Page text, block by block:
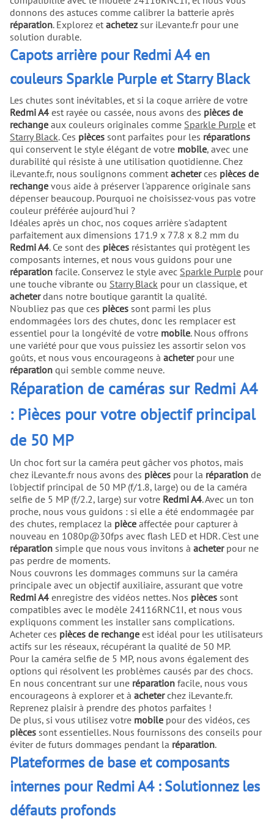
donnons des astuces comme calibrer la batterie après
réparation. Explorez et achetez sur iLevante.fr pour une
solution durable.
Capots arrière pour Redmi A4 en
couleurs Sparkle Purple et Starry Black
Les chutes sont inévitables, et si la coque arrière de votre
Redmi A4 est rayée ou cassée, nous avons des pièces de
rechange aux couleurs originales comme Sparkle Purple et
Starry Black. Ces pièces sont parfaites pour les réparations
qui conservent le style élégant de votre mobile, avec une
durabilité qui résiste à une utilisation quotidienne. Chez
iLevante.fr, nous soulignons comment acheterces pièces de
rechange vous aide à préserver l'apparence originale sans
dépenser beaucoup. Pourquoi ne choisissez-vous pas votre
couleur préférée aujourd'hui ?
Idéales après un choc, nos coques arrière s'adaptent
parfaitement aux dimensions 171.9 x 77.8 x 8.2 mm du
Redmi A4. Ce sont des pièces résistantes qui protègent les
composants internes, et nous vous guidons pour une
réparation facile. Conservez le style avec Sparkle Purple pour
une touche vibrante ou Starry Black pour un classique, et
acheterdans notre boutique garantit la qualité.
N'oubliez pas que ces pièces sont parmi les plus
endommagées lors des chutes, donc les remplacer est
essentiel pour la longévité de votre mobile. Nous offrons
une variété pour que vous puissiez les assortir selon vos
goûts, et nous vous encourageons à acheterpour une
réparation qui semble comme neuve.
Réparation de caméras sur Redmi A4
: Pièces pour votre objectif principal
de 50 MP
Un choc fort sur la caméra peut gâcher vos photos, mais
chez iLevante.fr nous avons des pièces pour la réparation de
l'objectif principal de 50 MP (f/1.8, large) ou de la caméra
selfie de 5 MP (f/2.2, large) sur votre Redmi A4. Avec un ton
proche, nous vous guidons : si elle a été endommagée par
des chutes, remplacez la pièce affectée pour capturer à
nouveau en 1080p@30fps avec flash LED et HDR. C'est une
réparation simple que nous vous invitons à acheterpour ne
pas perdre de moments.
Nous couvrons les dommages communs sur la caméra
principale avec un objectif auxiliaire, assurant que votre
Redmi A4 enregistre des vidéos nettes. Nos pièces sont
compatibles avec le modèle 24116RNC1I, et nous vous
expliquons comment les installer sans complications.
Acheter ces pièces de rechange est idéal pour les utilisateurs
actifs sur les réseaux, récupérant la qualité de 50 MP.
Pour la caméra selfie de 5 MP, nous avons également des
options qui résolvent les problèmes causés par des chocs.
En nous concentrant sur une réparation facile, nous vous
encourageons à explorer et à acheterchez iLevante.fr.
Reprenez plaisir à prendre des photos parfaites !
De plus, si vous utilisez votre mobile pour des vidéos, ces
pièces sont essentielles. Nous fournissons des conseils pour
éviter de futurs dommages pendant la réparation.
Plateformes de base et composants
internes pour Redmi A4 : Solutionnez les
défauts profonds